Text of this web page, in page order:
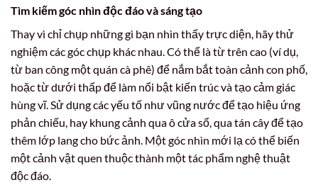
Tìm kiếm góc nhìn độc đáo và sáng tạo
Thay vì chỉ chụp những gì bạn nhìn thấy trực diện, hãy thử
nghiệm các góc chụp khác nhau. Có thể là từ trên cao (ví dụ,
từ ban công một quán cà phê) để nắm bắt toàn cảnh con phố,
hoặc từ dưới thấp để làm nổi bật kiến trúc và tạo cảm giác
hùng vĩ. Sử dụng các yếu tố như vũng nước để tạo hiệu ứng
phản chiếu, hay khung cảnh qua ô cửa sổ, qua tán cây để tạo
thêm lớp lang cho bức ảnh. Một góc nhìn mới lạ có thể biến
một cảnh vật quen thuộc thành một tác phẩm nghệ thuật
độc đáo.